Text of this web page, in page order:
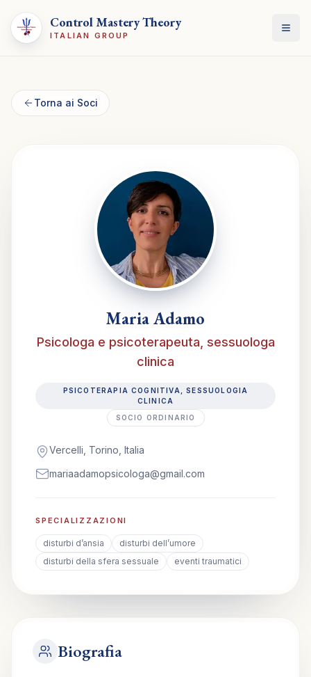
Control Mastery Theory
ITALIAN GROUP Apri
Torna ai Soci
Maria Adamo
Psicologa e psicoterapeuta, sessuologa
clinica
PSICOTERAPIA COGNITIVA, SESSUOLOGIA
CLINICA
SOCIO ORDINARIO
Vercelli, Torino, Italia
mariaadamopsicologa@gmail.com
SPECIALIZZAZIONI
disturbi d’ansia
disturbi dell’umore
disturbi della sfera sessuale
eventi traumatici
Biografia